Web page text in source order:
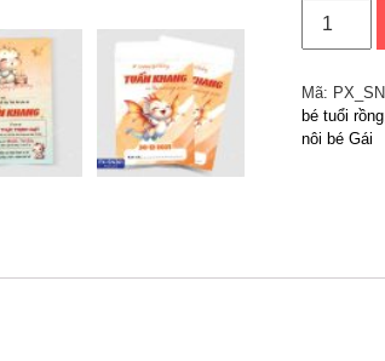
Thôi
Sinh
Nhật
bé
Mã:
bé tuổi rồng
nôi bé Gái